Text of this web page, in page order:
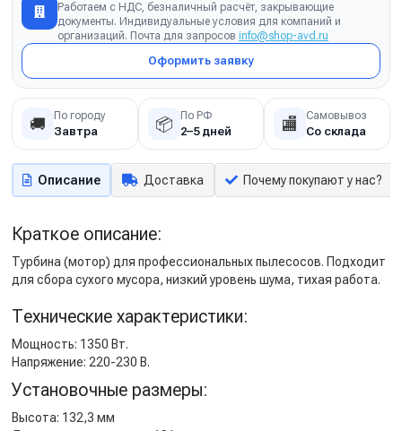
Работаем с НДС, безналичный расчёт, закрывающие
документы. Индивидуальные условия для компаний и
организаций. Почта для запросов info@shop-avd.ru
Оформить заявку
🚚 По городу
Завтра 📦 По РФ
2–5 дней 🏬 Самовывоз
Со склада
Описание Доставка Почему покупают у нас?
Краткое описание:
Турбина (мотор) для профессиональных пылесосов. Подходит
для сбора сухого мусора, низкий уровень шума, тихая работа.
Технические характеристики:
Мощность: 1350 Вт.
Напряжение: 220-230 В.
Установочные размеры:
Высота: 132,3 мм